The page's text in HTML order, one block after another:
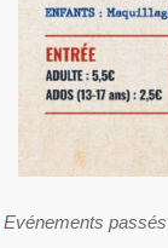
Evénements passés